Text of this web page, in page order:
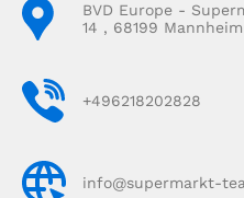
BVD Europe -
14 , 68199
+496218202828
info@supermarkt-